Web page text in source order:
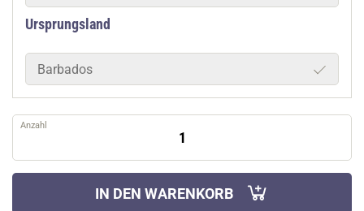
Ursprungsland
Barbados
Anzahl
IN DEN WARENKORB